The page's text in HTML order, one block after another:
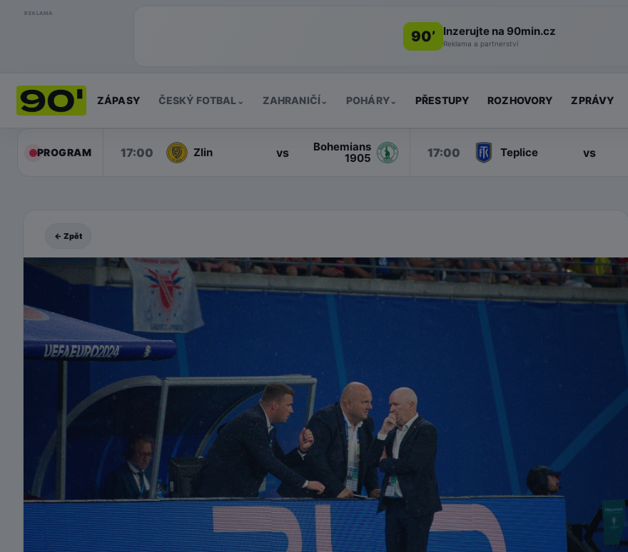
REKLAMA
90’ Inzerujte na 90min.cz
Reklama a partnerství
ZÁPASY ČESKÝ FOTBAL ⌄ ZAHRANIČÍ ⌄ POHÁRY⌄ PŘESTUPY ROZHOVORY ZPRÁVY
PROGRAM 17:00 Zlin vs
Bohemians
1905
17:00 Teplice vs
← Zpět